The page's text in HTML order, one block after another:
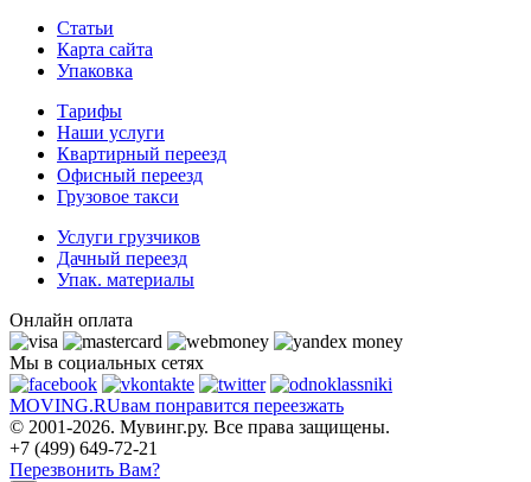
Статьи
Карта сайта
Упаковка
Тарифы
Наши услуги
Квартирный переезд
Офисный переезд
Грузовое такси
Услуги грузчиков
Дачный переезд
Упак. материалы
Онлайн оплата
Мы в социальных сетях
MOVING.RUвам понравится переезжать
© 2001-2026. Мувинг.ру. Все права защищены.
+7 (499) 649-72-21
Перезвонить Вам?